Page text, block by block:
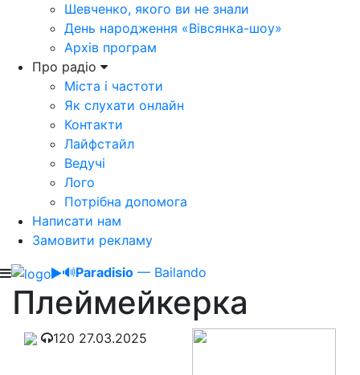
Шевченко, якого ви не знали
День народження «Вівсянка-шоу»
Архів програм
Про радіо
Міста і частоти
Як слухати онлайн
Контакти
Лайфстайл
Ведучі
Лого
Потрібна допомога
Написати нам
Замовити рекламу
🔊Paradisio — Bailando
Плеймейкерка
120 27.03.2025